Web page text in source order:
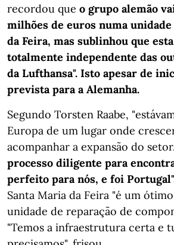
recordou que o grupo alemão
milhões de euros numa
da Feira, mas sublinhou que
totalmente independente das
da Lufthansa". Isto apesar de
prevista para a Alemanha.
Segundo Torsten Raabe,
Europa de um lugar onde
acompanhar a expansão do
processo diligente para
perfeito para nós, e foi
Santa Maria da Feira "é um
unidade de reparação de
"Temos a infraestrutura certa e